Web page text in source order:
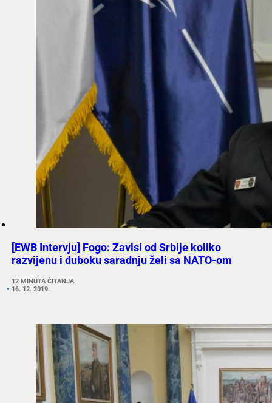
[EWB Intervju] Fogo: Zavisi od Srbije koliko
razvijenu i duboku saradnju želi sa NATO-om
12 MINUTA ČITANJA
16. 12. 2019.